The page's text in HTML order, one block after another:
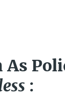
As
: